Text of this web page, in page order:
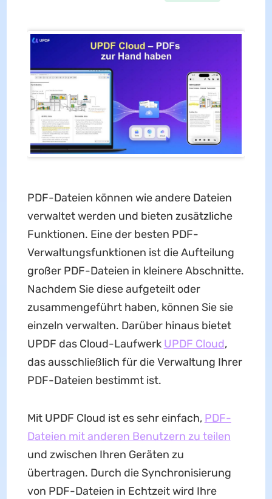
PDF-Dateien können wie andere Dateien
verwaltet werden und bieten zusätzliche
Funktionen. Eine der besten PDF-
Verwaltungsfunktionen ist die Aufteilung
großer PDF-Dateien in kleinere Abschnitte.
Nachdem Sie diese aufgeteilt oder
zusammengeführt haben, können Sie sie
einzeln verwalten. Darüber hinaus bietet
UPDF das Cloud-Laufwerk UPDF Cloud,
das ausschließlich für die Verwaltung Ihrer
PDF-Dateien bestimmt ist.
Mit UPDF Cloud ist es sehr einfach, PDF-
Dateien mit anderen Benutzern zu teilen
und zwischen Ihren Geräten zu
übertragen. Durch die Synchronisierung
von PDF-Dateien in Echtzeit wird Ihre